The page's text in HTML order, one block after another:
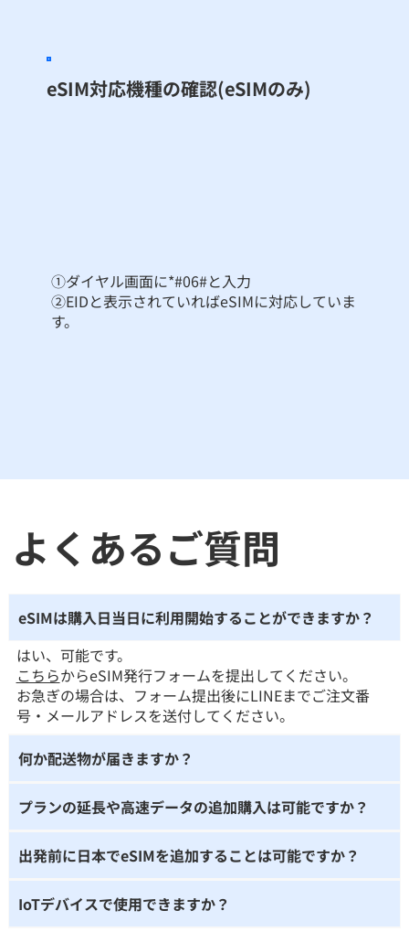
eSIM対応機種の確認(eSIMのみ)
①ダイヤル画面に*#06#と入力
②EIDと表示されていればeSIMに対応していま
す。
よくあるご質問
eSIMは購入日当日に利用開始することができますか？
はい、可能です。
こちらからeSIM発行フォームを提出してください。
お急ぎの場合は、フォーム提出後にLINEまでご注文番
号・メールアドレスを送付してください。
何か配送物が届きますか？
プランの延長や高速データの追加購入は可能ですか？
出発前に日本でeSIMを追加することは可能ですか？
IoTデバイスで使用できますか？